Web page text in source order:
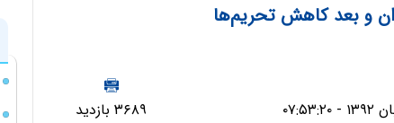
۳۶۸۹ بازدید